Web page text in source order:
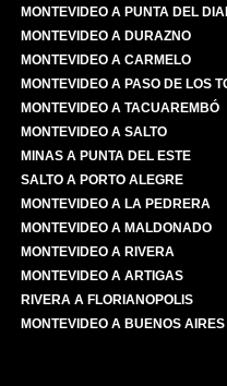
MONTEVIDEO A PUNTA DEL
MONTEVIDEO A DURAZNO
MONTEVIDEO A CARMELO
MONTEVIDEO A PASO DE LOS
MONTEVIDEO A TACUAREMBÓ
MONTEVIDEO A SALTO
MINAS A PUNTA DEL ESTE
SALTO A PORTO ALEGRE
MONTEVIDEO A LA PEDRERA
MONTEVIDEO A MALDONADO
MONTEVIDEO A RIVERA
MONTEVIDEO A ARTIGAS
RIVERA A FLORIANOPOLIS
MONTEVIDEO A BUENOS AIRES